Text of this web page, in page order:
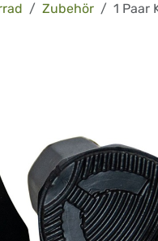
Zubehör 1 Paar